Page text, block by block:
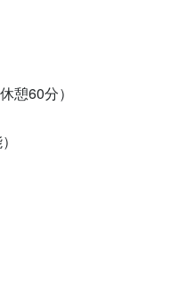
憩60分）